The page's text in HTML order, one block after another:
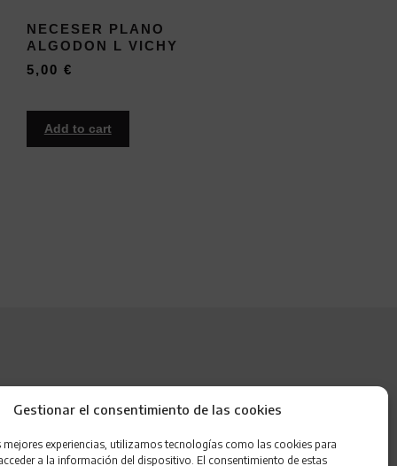
Gestionar el consentimiento de las cookies
mejores experiencias, utilizamos tecnologías como las cookies para
a la información del dispositivo. El consentimiento de estas
NECESER PLANO
ALGODON L VICHY
5,00 €
Add to cart